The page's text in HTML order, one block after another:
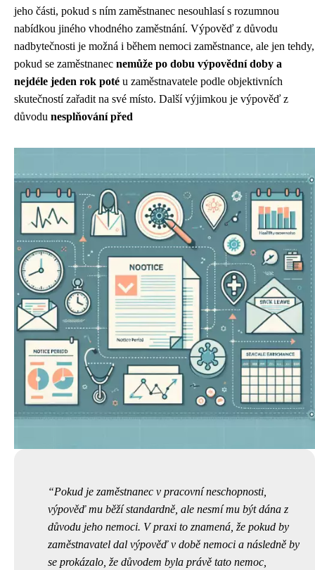
jeho části, pokud s ním zaměstnanec nesouhlasí s rozumnou
nabídkou jiného vhodného zaměstnání. Výpověď z důvodu
nadbytečnosti je možná i během nemoci zaměstnance, ale jen tehdy,
pokud se zaměstnanec nemůže po dobu výpovědní doby a
nejdéle jeden rok poté u zaměstnavatele podle objektivních
skutečností zařadit na své místo. Další výjimkou je výpověď z
důvodu nesplňování před
Pokud je zaměstnanec v pracovní neschopnosti,
výpověď mu běží standardně, ale nesmí mu být dána z
důvodu jeho nemoci. V praxi to znamená, že pokud by
zaměstnavatel dal výpověď v době nemoci a následně by
se prokázalo, že důvodem byla právě tato nemoc,